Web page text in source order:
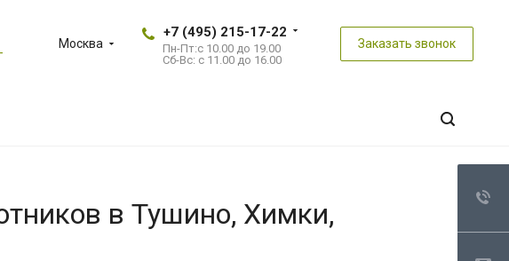
Москва
+7 (495) 215-17-22
Пн-Пт:с 10.00 до 19.00
Сб-Вс: с 11.00 до 16.00
Заказать звонок
в Тушино, Химки,